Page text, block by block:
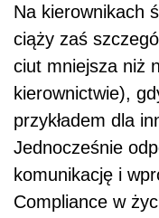
Na kierownikach
ciąży zaś
ciut mniejsza niż
kierownictwie),
przykładem dla
Jednocześnie
komunikację i
Compliance w